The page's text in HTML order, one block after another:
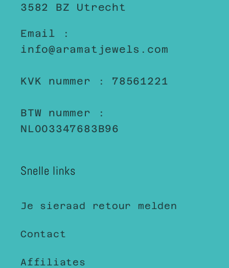
3582 BZ Utrecht
Email :
info@aramatjewels.com
KVK nummer : 78561221
BTW nummer :
NL003347683B96
Snelle links
Je sieraad retour melden
Contact
Affiliates